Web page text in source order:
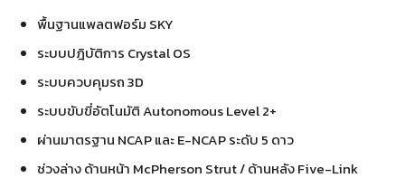
พื้นฐานแพลตฟอร์ม SKY
ระบบปฎิบัติการ Crystal OS
ระบบควบคุมรถ 3D
ระบบขับขี่อัตโนมัติ Autonomous Level 2+
ผ่านมาตรฐาน NCAP และ E-NCAP ระดับ 5 ดาว
ช่วงล่าง ด้านหน้า McPherson Strut / ด้านหลัง Five-Link